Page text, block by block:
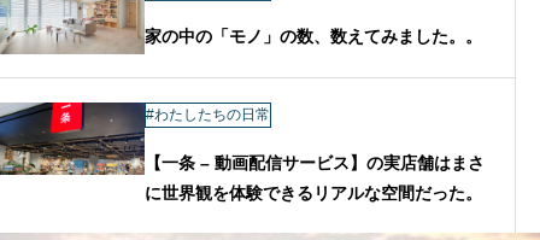
家の中の「モノ」の数、数えてみました。。
#わたしたちの日常
【一条 – 動画配信サービス】の実店舗はまさ
に世界観を体験できるリアルな空間だった。